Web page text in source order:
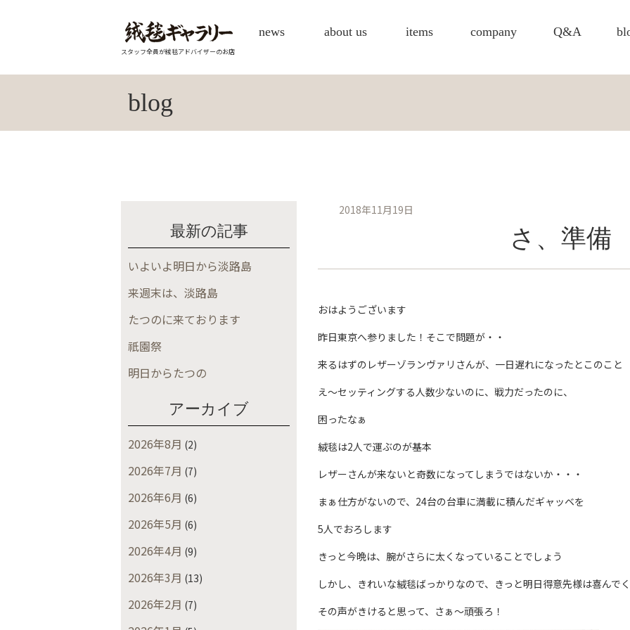
スタッフ全員が絨毯アドバイザーのお店
news about us items company Q&A
blog
最新の記事
いよいよ明日から淡路島
来週末は、淡路島
たつのに来ております
祇園祭
明日からたつの
アーカイブ
2026年8月 (2)
2026年7月 (7)
2026年6月 (6)
2026年5月 (6)
2026年4月 (9)
2026年3月 (13)
2026年2月 (7)
2018年11月19日
さ、準備
おはようございます
昨日東京へ参りました！そこで問題が・・
来るはずのレザーゾランヴァリさんが、一日遅れになったとこのこと
え～セッティングする人数少ないのに、戦力だったのに、
困ったなぁ
絨毯は2人で運ぶのが基本
レザーさんが来ないと奇数になってしまうではないか・・・
まぁ仕方がないので、24台の台車に満載に積んだギャッベを
5人でおろします
きっと今晩は、腕がさらに太くなっていることでしょう
しかし、きれいな絨毯ばっかりなので、きっと明日得意先様は喜んで
その声がきけると思って、さぁ～頑張ろ！